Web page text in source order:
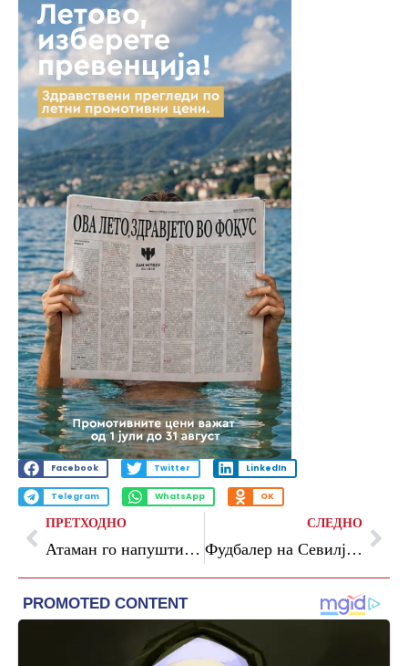
Facebook Twitter LinkedIn
Telegram WhatsApp OK
ПРЕТХОДНО
Атаман го напушти Панатинаикос
СЛЕДНО
Фудбалер на Севилја осуден на осим ипол години затвор